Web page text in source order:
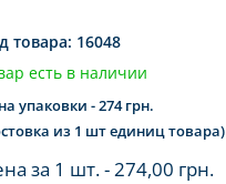
товара: 16048
есть в наличии
упаковки - 274 грн.
из 1 шт единиц товара)
за 1 шт. -274,00 грн.